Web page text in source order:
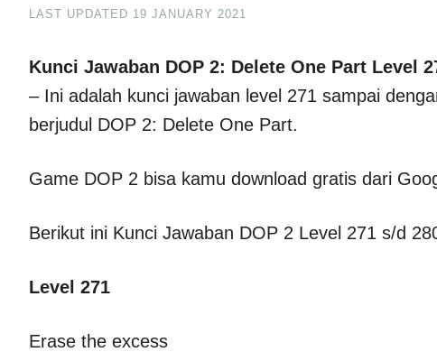
LAST UPDATED 19 JANUARY 2021
Kunci Jawaban DOP 2: Delete One Part Level
– Ini adalah kunci jawaban level 271 sampai
berjudul DOP 2: Delete One Part.
Game DOP 2 bisa kamu download gratis dari
Berikut ini Kunci Jawaban DOP 2 Level 271 s/d
Level 271
Erase the excess